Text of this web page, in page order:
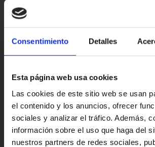
Consentimiento Detalles
Esta página web usa cookies
Las cookies de este sitio web se usan
el contenido y los anuncios, ofrecer
sociales y analizar el tráfico. Además,
información sobre el uso que haga del
nuestros partners de redes sociales,